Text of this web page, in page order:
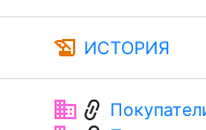
history_edu ИСТОРИЯ
businesslink